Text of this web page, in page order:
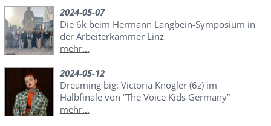
2024-05-07
Die 6k beim Hermann Langbein-Symposium in
der Arbeiterkammer Linz
mehr...
2024-05-12
Dreaming big: Victoria Knogler (6z) im
Halbfinale von “The Voice Kids Germany”
mehr...